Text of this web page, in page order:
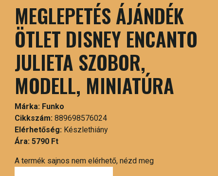
MEGLEPETÉS ÁJÁNDÉK
ÖTLET DISNEY ENCANTO
JULIETA SZOBOR,
MODELL, MINIATÚRA
Márka: Funko
Cikkszám: 889698576024
Elérhetőség: Készlethiány
Ára: 5790 Ft
A termék sajnos nem elérhető, nézd meg